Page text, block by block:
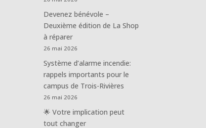
Devenez bénévole –
Deuxième édition de La Shop
à réparer
26 mai 2026
Système d’alarme incendie:
rappels importants pour le
campus de Trois-Rivières
26 mai 2026
🌟 Votre implication peut
tout changer